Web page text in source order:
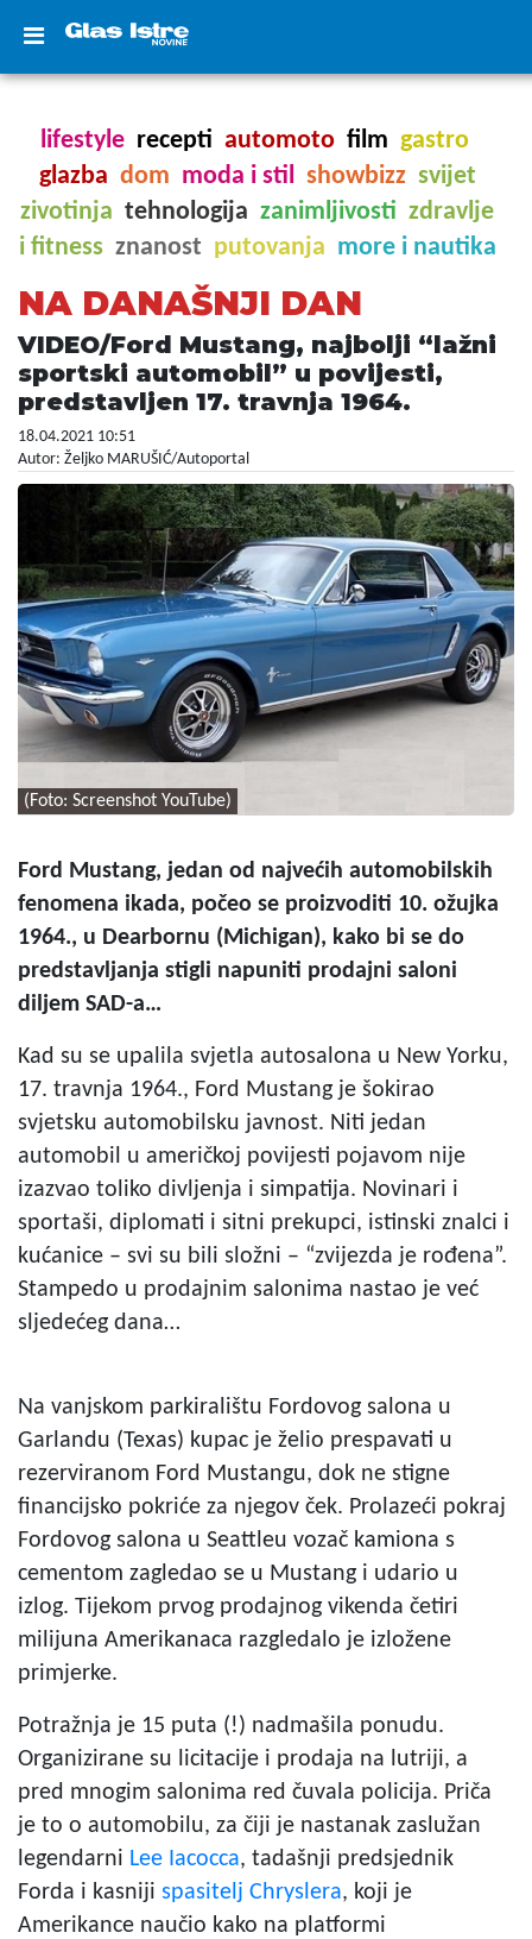
lifestyle recepti automoto film gastro
glazba dom moda i stil showbizz svijet
zivotinja tehnologija zanimljivosti zdravlje
i fitness znanost putovanja more i nautika
NA DANAŠNJI DAN
VIDEO/Ford Mustang, najbolji “lažni
sportski automobil” u povijesti,
predstavljen 17. travnja 1964.
18.04.2021 10:51
Autor: Željko MARUŠIĆ/Autoportal
(Foto: Screenshot YouTube)
Ford Mustang, jedan od najvećih automobilskih
fenomena ikada, počeo se proizvoditi 10. ožujka
1964., u Dearbornu (Michigan), kako bi se do
predstavljanja stigli napuniti prodajni saloni
diljem SAD-a…
Kad su se upalila svjetla autosalona u New Yorku,
17. travnja 1964., Ford Mustang je šokirao
svjetsku automobilsku javnost. Niti jedan
automobil u američkoj povijesti pojavom nije
izazvao toliko divljenja i simpatija. Novinari i
sportaši, diplomati i sitni prekupci, istinski znalci i
kućanice – svi su bili složni – “zvijezda je rođena”.
Stampedo u prodajnim salonima nastao je već
sljedećeg dana…
Na vanjskom parkiralištu Fordovog salona u
Garlandu (Texas) kupac je želio prespavati u
rezerviranom Ford Mustangu, dok ne stigne
financijsko pokriće za njegov ček. Prolazeći pokraj
Fordovog salona u Seattleu vozač kamiona s
cementom zagledao se u Mustang i udario u
izlog. Tijekom prvog prodajnog vikenda četiri
milijuna Amerikanaca razgledalo je izložene
primjerke.
Potražnja je 15 puta (!) nadmašila ponudu.
Organizirane su licitacije i prodaja na lutriji, a
pred mnogim salonima red čuvala policija. Priča
je to o automobilu, za čiji je nastanak zaslužan
legendarni Lee Iacocca, tadašnji predsjednik
Forda i kasniji spasitelj Chryslera, koji je
Amerikance naučio kako na platformi